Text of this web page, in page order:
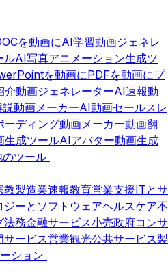
を動画にAI学習動画ジェネレ
ルAI写真アニメーション生成ツ
を動画にPDFを動画にプ
介動画ジェネレーターAI速報動
動画メーカーAI動画セールスレ
ーディング動画メーカー動画翻
生成ツールAIアバター動画生成
のツール
教製造業速報教育営業支援ITとサ
ジーとソフトウェアヘルスケア不
法務金融サービス小売政府コンサ
サービス営業観光公共サービス製
ション